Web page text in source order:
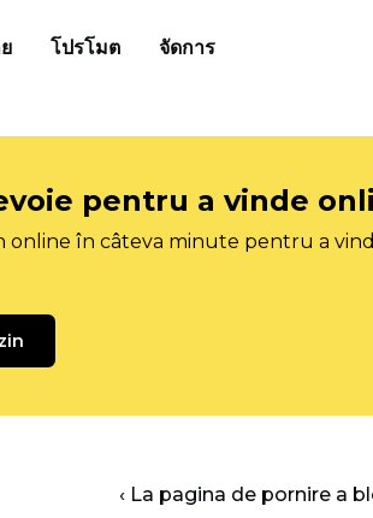
โปรโมต จัดการ
pentru a vinde
online în câteva minute pentru a
‹ La pagina de pornire a